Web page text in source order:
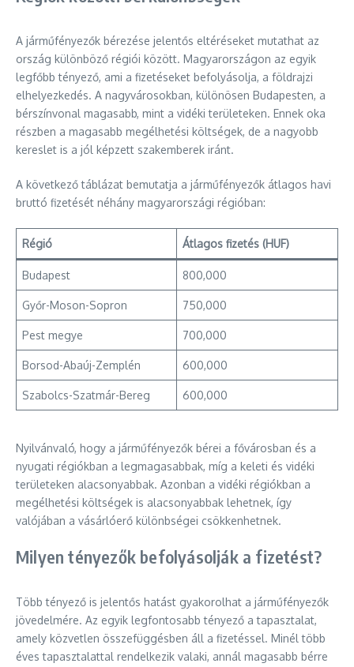
A járműfényezők bérezése jelentős eltéréseket mutathat az
ország különböző régiói között. Magyarországon az egyik
legfőbb tényező, ami a fizetéseket befolyásolja, a földrajzi
elhelyezkedés. A nagyvárosokban, különösen Budapesten, a
bérszínvonal magasabb, mint a vidéki területeken. Ennek oka
részben a magasabb megélhetési költségek, de a nagyobb
kereslet is a jól képzett szakemberek iránt.
A következő táblázat bemutatja a járműfényezők átlagos havi
bruttó fizetését néhány magyarországi régióban:
Régió Átlagos fizetés (HUF)
Budapest 800,000
Győr-Moson-Sopron 750,000
Pest megye 700,000
Borsod-Abaúj-Zemplén 600,000
Szabolcs-Szatmár-Bereg 600,000
Nyilvánvaló, hogy a járműfényezők bérei a fővárosban és a
nyugati régiókban a legmagasabbak, míg a keleti és vidéki
területeken alacsonyabbak. Azonban a vidéki régiókban a
megélhetési költségek is alacsonyabbak lehetnek, így
valójában a vásárlóerő különbségei csökkenhetnek.
Milyen tényezők befolyásolják a fizetést?
Több tényező is jelentős hatást gyakorolhat a járműfényezők
jövedelmére. Az egyik legfontosabb tényező a tapasztalat,
amely közvetlen összefüggésben áll a fizetéssel. Minél több
éves tapasztalattal rendelkezik valaki, annál magasabb bérre